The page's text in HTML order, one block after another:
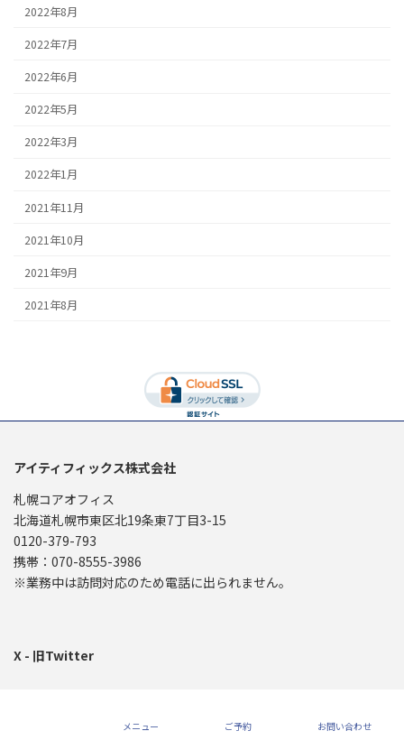
2022年8月
2022年7月
2022年6月
2022年5月
2022年3月
2022年1月
2021年11月
2021年10月
2021年9月
2021年8月
アイティフィックス株式会社
札幌コアオフィス
北海道札幌市東区北19条東7丁目3-15
0120-379-793
携帯：070-8555-3986
※業務中は訪問対応のため電話に出られません。
X - 旧Twitter
ト 札幌市・江別市・北広島市・石狩市
メニュー ご予約 お問い合わせ